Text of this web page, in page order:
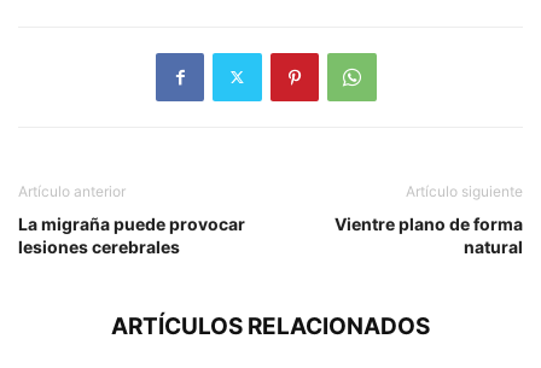
Artículo anterior
La migraña puede provocar
lesiones cerebrales
Artículo siguiente
Vientre plano de forma
natural
ARTÍCULOS RELACIONADOS